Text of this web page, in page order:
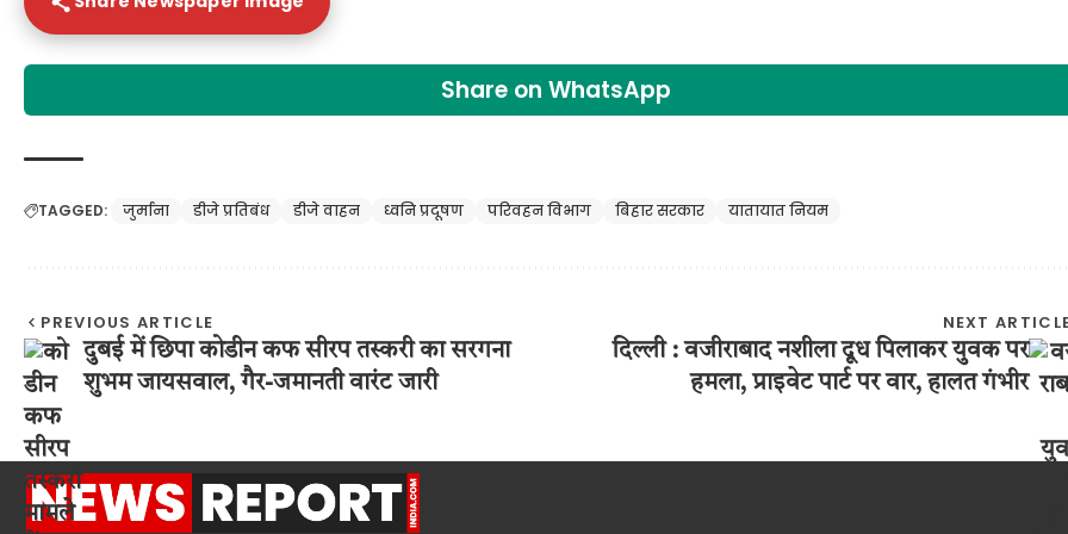
Share on WhatsApp
TAGGED: जुर्माना डीजे प्रतिबंध डीजे वाहन ध्वनि प्रदूषण परिवहन विभाग बिहार सरकार यातायात नियम
PREVIOUS ARTICLE
दुबई में छिपा कोडीन कफ सीरप तस्करी का सरगना
शुभम जायसवाल, गैर-जमानती वारंट जारी
NEXT
दिल्ली : वजीराबाद नशीला दूध पिलाकर युवक पर
हमला, प्राइवेट पार्ट पर वार, हालत गंभीर